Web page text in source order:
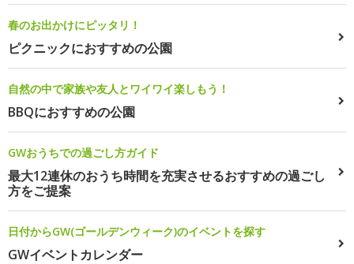
春のお出かけにピッタリ！
ピクニックにおすすめの公園
自然の中で家族や友人とワイワイ楽しもう！
BBQにおすすめの公園
GWおうちでの過ごし方ガイド
最大12連休のおうち時間を充実させるおすすめの過ごし
方をご提案
日付からGW(ゴールデンウィーク)のイベントを探す
GWイベントカレンダー